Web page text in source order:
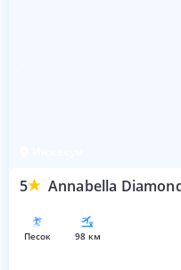
5 Annabella
песок 98 км